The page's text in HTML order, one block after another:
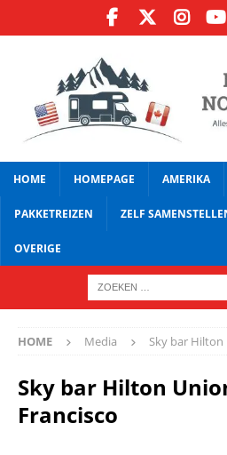
HOME HOMEPAGE AMERIKA
PAKKETREIZEN ZELF
OVERIGE
HOME Media Sky bar Hilton
Sky bar Hilton
Francisco